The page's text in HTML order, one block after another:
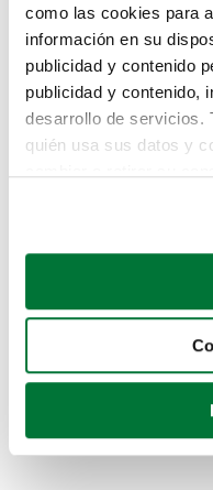
como las cookies para
información en su
publicidad y contenido
publicidad y contenido,
desarrollo de servicios.
quién usa sus datos y
Si lo permite, también
Recopilar
Identificar su
para buscar
Obtenga más
Lo sentimos,
te hemos
Pero puedes
buscando en alguno
Coches de segunda
Coches de km0